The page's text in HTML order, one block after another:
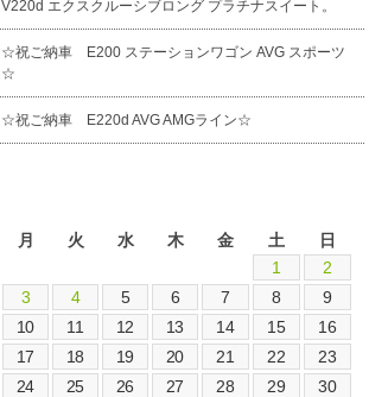
V220d エクスクルーシブロング プラチナスイート。
☆祝ご納車 E200 ステーションワゴン AVG スポーツ
☆
☆祝ご納車 E220d AVG AMGライン☆
月
火 水 木 金 土
日
1
2
3
4 5 6 7 8
9
10
11 12 13 14 15
16
17
18 19 20 21 22
23
24
25 26 27 28 29
30